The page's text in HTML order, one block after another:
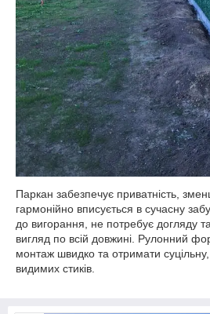
Паркан забезпечує приватність,
гармонійно вписується в сучасну
до вигорання, не потребує догляду
вигляд по всій довжині. Рулонний
монтаж швидко та отримати суцільну,
видимих стиків.